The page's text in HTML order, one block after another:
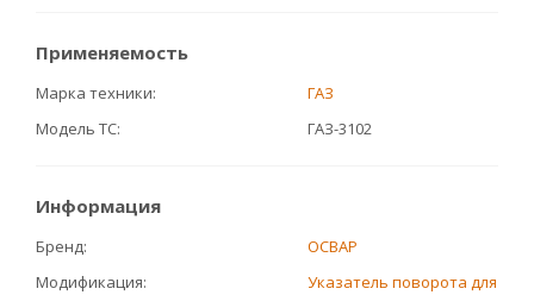
Применяемость
Марка техники
ГАЗ
Модель ТС
ГАЗ-3102
Информация
Бренд
ОСВАР
Модификация
Указатель поворота для